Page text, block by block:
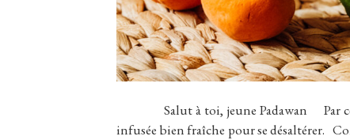
Salut à toi, jeune Padawan Par ces
infusée bien fraîche pour se désaltérer.